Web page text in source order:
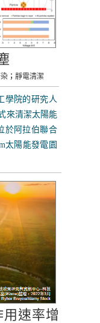
；靜電清潔
學院的研究人
來清潔太陽能
於阿拉伯聯合
太陽能發電園
速率增